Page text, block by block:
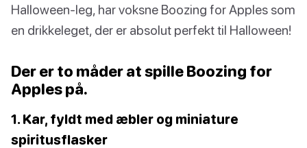
Halloween-leg, har voksne Boozing for Apples som
en drikkeleget, der er absolut perfekt til Halloween!
Der er to måder at spille Boozing for
Apples på.
1. Kar, fyldt med æbler og miniature
spiritusflasker